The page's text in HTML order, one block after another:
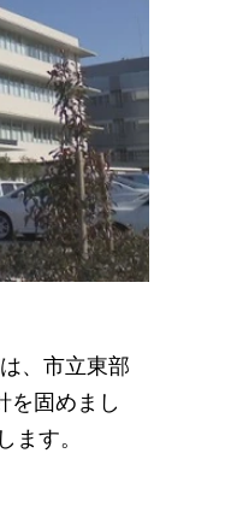
、市立東部
を固めまし
ます。